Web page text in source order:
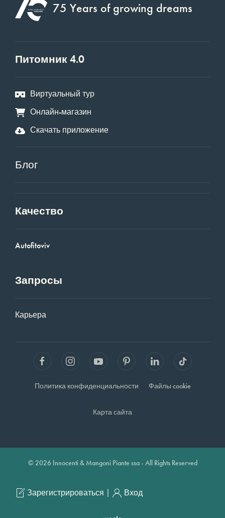
75 Years of growing dreams
Питомник 4.0
Виртуальный тур
Онлайн-магазин
Скачать приложение
Блог
Качество
Autofitoviv
Запросы
Карьера
Политика конфиденциальности Файлы cookie
Карта сайта
© 2026 Innocenti & Mangoni Piante ssa - All Rights Reserved
Зарегистрироваться | Вход